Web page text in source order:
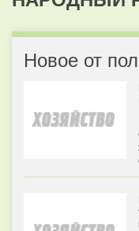
Новое от